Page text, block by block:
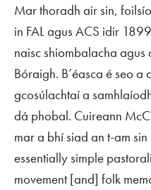
Mar thoradh air sin,
in FALagusACS idir
naisc shiombalacha
Bóraigh. B’éasca é seo
gcosúlachtaí a
dá phobal. Cuireann
mar a bhí siad an t-am
essentially simple
movement [and] folk